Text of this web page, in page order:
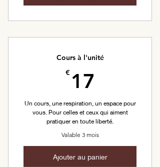
Cours à l'unité
€ 17
Un cours, une respiration, un espace pour
vous. Pour celles et ceux qui aiment
pratiquer en toute liberté.
Valable 3 mois
Ajouter au panier